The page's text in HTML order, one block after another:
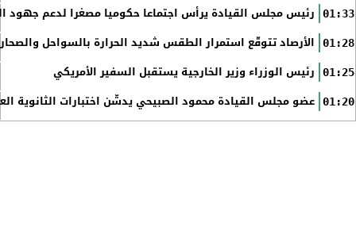
01:33 رئيس مجلس القيادة يرأس اجتماعا حكوميا مصغرا لدعم جهود
01:28 الأرصاد تتوقّع استمرار الطقس شديد الحرارة بالسواحل
01:25 رئيس الوزراء وزير الخارجية يستقبل السفير الأمريكي
01:20 عضو مجلس القيادة محمود الصبيحي يدشّن اختبارات الثانوية